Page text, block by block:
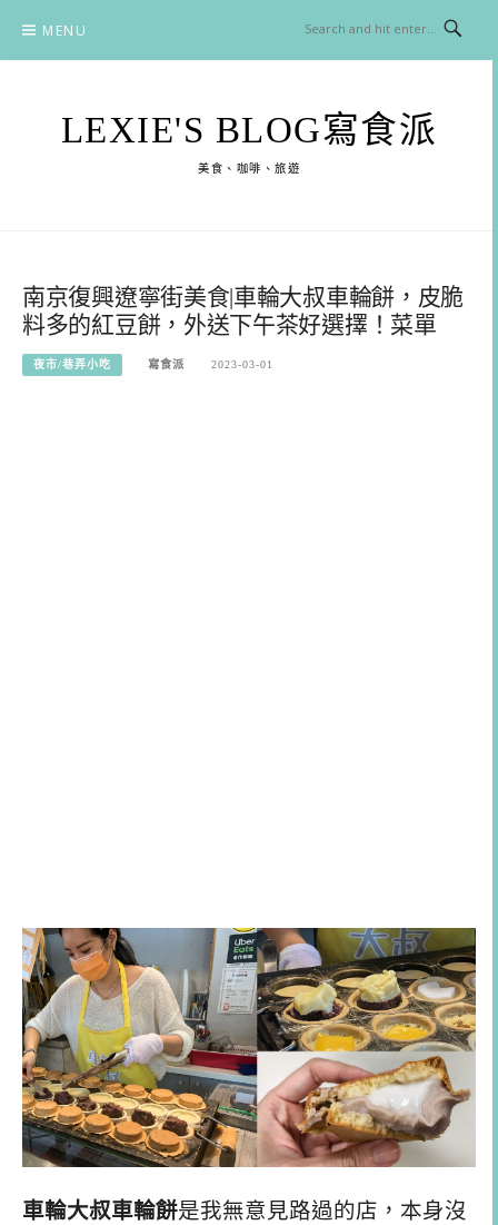
content
MENU
LEXIE'S BLOG寫食派
美食、咖啡、旅遊
南京復興遼寧街美食|車輪大叔車輪餅，皮脆
料多的紅豆餅，外送下午茶好選擇！菜單
夜市/巷弄小吃 寫食派 2023-03-01
車輪大叔車輪餅是我無意見路過的店，本身沒